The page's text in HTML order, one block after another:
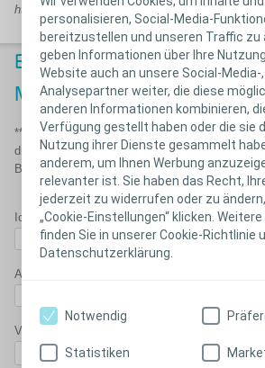
personalisieren, Social-Media-
bereitzustellen und unseren Traffic zu
geben Informationen über Ihre
Website auch an unsere Social-Media-,
Analysepartner weiter, die diese
anderen Informationen kombinieren,
Verfügung gestellt haben oder die sie
Nutzung ihrer Dienste gesammelt
anderem, um Ihnen Werbung
relevanter ist. Sie haben das Recht,
jederzeit zu widerrufen oder zu
„Cookie-Einstellungen“ klicken.
finden Sie in unserer Cookie-Richtlinie
Datenschutzerklärung.
Notwendig
Statistiken
https://docshub.coloplast.com/ifus/
Bestellen Sie kostenfrei Ihr
Musterpaket**
**Conveen Musterpaket Inhalt: Darin enthalten
drei unterschiedlichen Größen, Conveen Active
Befestigungsband sowie Info-Broschüren und
Ich bin*
Anrede*
Vorname*